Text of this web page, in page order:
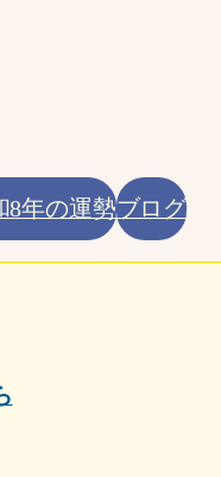
8年の運勢ブログ